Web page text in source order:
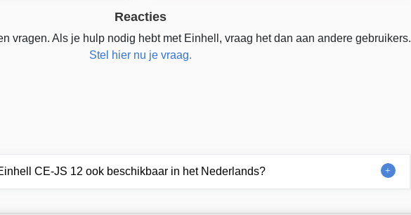
Reacties
vragen. Als je hulp nodig hebt met Einhell, vraag het dan aan andere gebruikers.
Stel hier nu je vraag.
CE-JS 12 ook beschikbaar in het Nederlands?